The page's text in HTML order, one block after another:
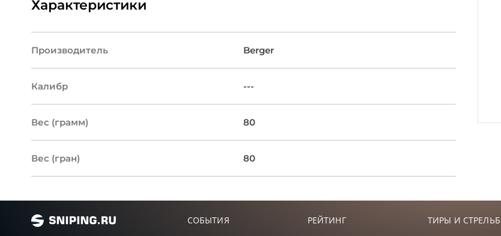
Характеристики
Производитель Berger
Калибр ---
Вес (грамм) 80
Вес (гран) 80
СОБЫТИЯ РЕЙТИНГ ТИРЫ И